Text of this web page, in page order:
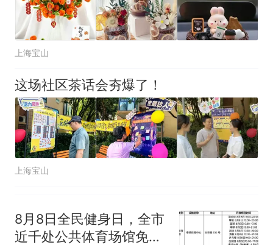
上海宝山
这场社区茶话会夯爆了！
上海宝山
8月8日全民健身日，全市
近千处公共体育场馆免费